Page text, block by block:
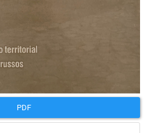
PDF